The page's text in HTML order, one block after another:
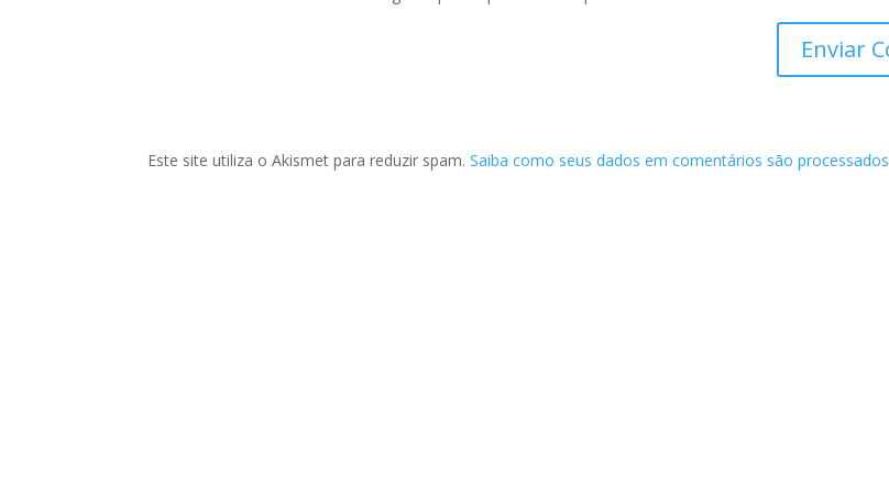
Este site utiliza o Akismet para reduzir spam.Saiba como seus dados em comentários são processados